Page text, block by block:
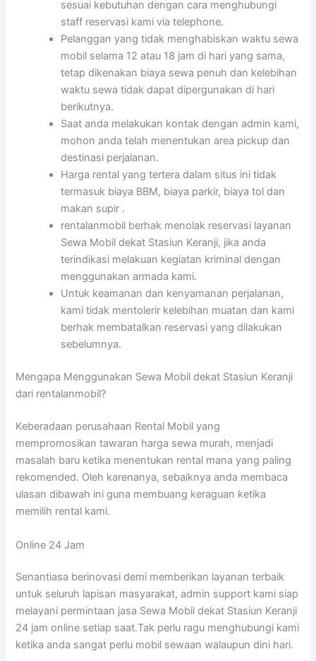
sesuai kebutuhan dengan cara menghubungi
staff reservasi kami via telephone.
Pelanggan yang tidak menghabiskan waktu sewa
mobil selama 12 atau 18 jam di hari yang sama,
tetap dikenakan biaya sewa penuh dan kelebihan
waktu sewa tidak dapat dipergunakan di hari
berikutnya.
Saat anda melakukan kontak dengan admin kami,
mohon anda telah menentukan area pickup dan
destinasi perjalanan.
Harga rental yang tertera dalam situs ini tidak
termasuk biaya BBM, biaya parkir, biaya tol dan
makan supir .
rentalanmobil berhak menolak reservasi layanan
Sewa Mobil dekat Stasiun Keranji, jika anda
terindikasi melakuan kegiatan kriminal dengan
menggunakan armada kami.
Untuk keamanan dan kenyamanan perjalanan,
kami tidak mentolerir kelebihan muatan dan kami
berhak membatalkan reservasi yang dilakukan
sebelumnya.
Mengapa Menggunakan Sewa Mobil dekat Stasiun Keranji
dari rentalanmobil?
Keberadaan perusahaan Rental Mobil yang
mempromosikan tawaran harga sewa murah, menjadi
masalah baru ketika menentukan rental mana yang paling
rekomended. Oleh karenanya, sebaiknya anda membaca
ulasan dibawah ini guna membuang keraguan ketika
memilih rental kami.
Online 24 Jam
Senantiasa berinovasi demi memberikan layanan terbaik
untuk seluruh lapisan masyarakat, admin support kami siap
melayani permintaan jasa Sewa Mobil dekat Stasiun Keranji
24 jam online setiap saat.Tak perlu ragu menghubungi kami
ketika anda sangat perlu mobil sewaan walaupun dini hari.